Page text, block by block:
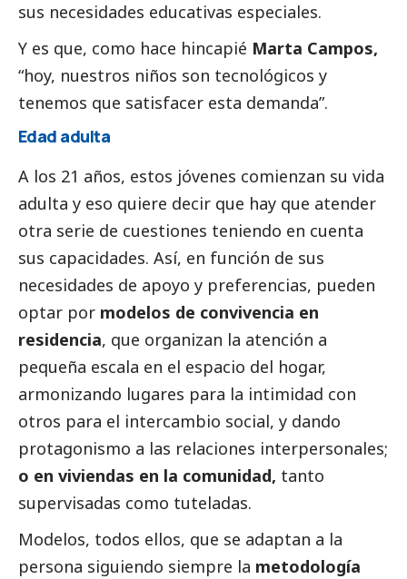
sus necesidades educativas especiales.
Y es que, como hace hincapié Marta Campos,
“hoy, nuestros niños son tecnológicos y
tenemos que satisfacer esta demanda”.
Edad adulta
A los 21 años, estos jóvenes comienzan su vida
adulta y eso quiere decir que hay que atender
otra serie de cuestiones teniendo en cuenta
sus capacidades. Así, en función de sus
necesidades de apoyo y preferencias, pueden
optar por modelos de convivencia en
residencia, que organizan la atención a
pequeña escala en el espacio del hogar,
armonizando lugares para la intimidad con
otros para el intercambio social, y dando
protagonismo a las relaciones interpersonales;
o en viviendas en la comunidad, tanto
supervisadas como tuteladas.
Modelos, todos ellos, que se adaptan a la
persona siguiendo siempre la metodología